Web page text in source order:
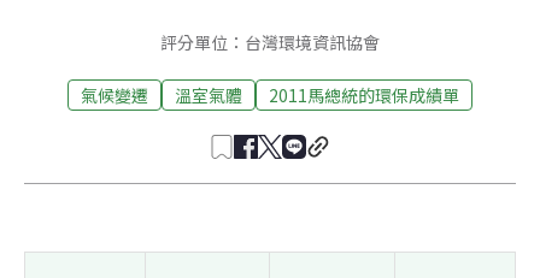
評分單位：台灣環境資訊協會
氣候變遷 溫室氣體 2011馬總統的環保成績單